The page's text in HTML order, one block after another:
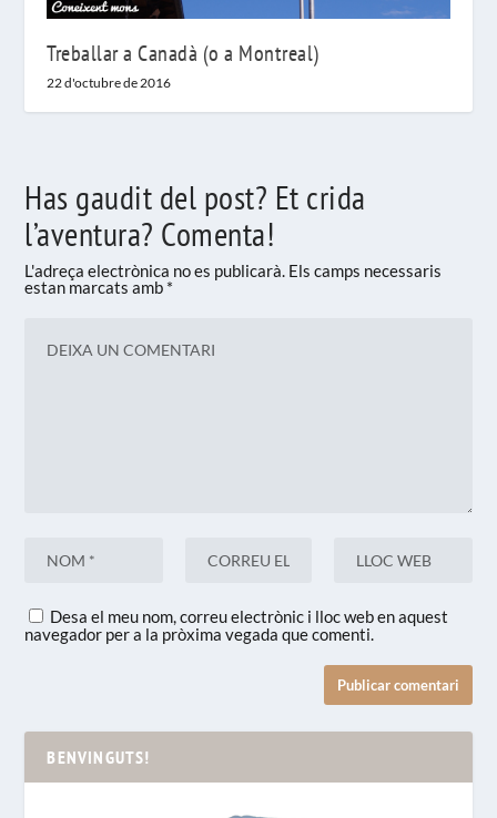
Treballar a Canadà (o a Montreal)
22 d'octubre de 2016
Has gaudit del post? Et crida
l’aventura? Comenta!
L'adreça electrònica no es publicarà. Els camps necessaris
estan marcats amb *
Desa el meu nom, correu electrònic i lloc web en aquest
navegador per a la pròxima vegada que comenti.
BENVINGUTS!